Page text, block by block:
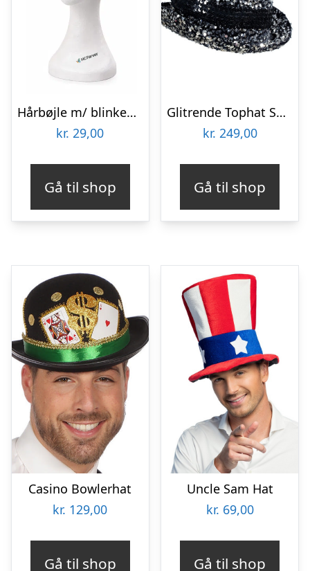
Hårbøjle m/ blinkende museøre og butterfly – Sølv
kr. 29,00
Gå til shop
Glitrende Tophat Sølv/Sort
kr. 249,00
Gå til shop
Casino Bowlerhat
kr. 129,00
Gå til shop
Uncle Sam Hat
kr. 69,00
Gå til shop